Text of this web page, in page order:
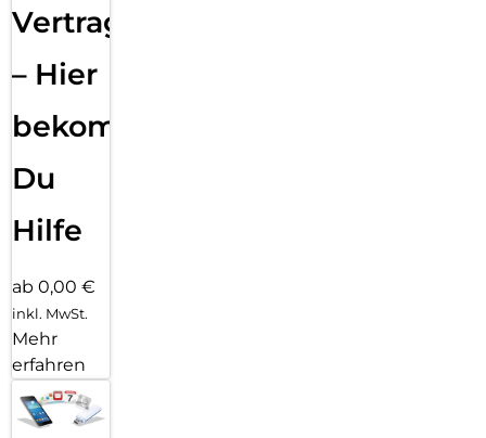
Vertragsabwicklung
– Hier
bekommst
Du
Hilfe
ab 0,00 €
inkl. MwSt.
Mehr
erfahren